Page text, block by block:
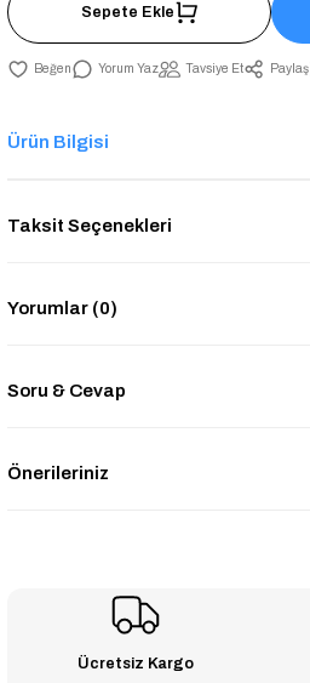
Sepete Ekle
Yorum Yaz Tavsiye Et Paylaş
Ürün Bilgisi
Taksit Seçenekleri
Yorumlar (0)
Soru & Cevap
Önerileriniz
Ücretsiz Kargo